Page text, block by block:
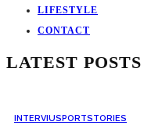
LIFESTYLE
CONTACT
LATEST POSTS
INTERVIUSPORTSTORIES